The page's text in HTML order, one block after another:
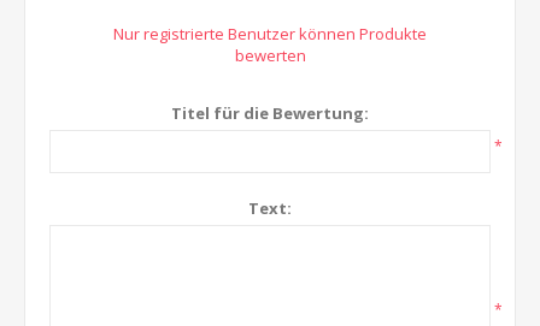
Nur registrierte Benutzer können Produkte
bewerten
Titel für die Bewertung:
*
Text:
*